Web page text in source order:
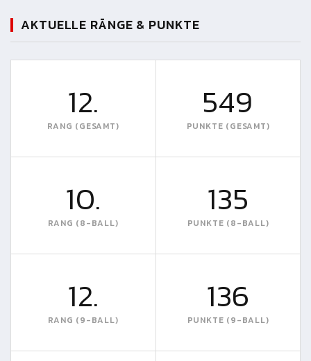
AKTUELLE RÄNGE & PUNKTE
12.
RANG (GESAMT)
549
PUNKTE (GESAMT)
10.
RANG (8-BALL)
135
PUNKTE (8-BALL)
12.
RANG (9-BALL)
136
PUNKTE (9-BALL)